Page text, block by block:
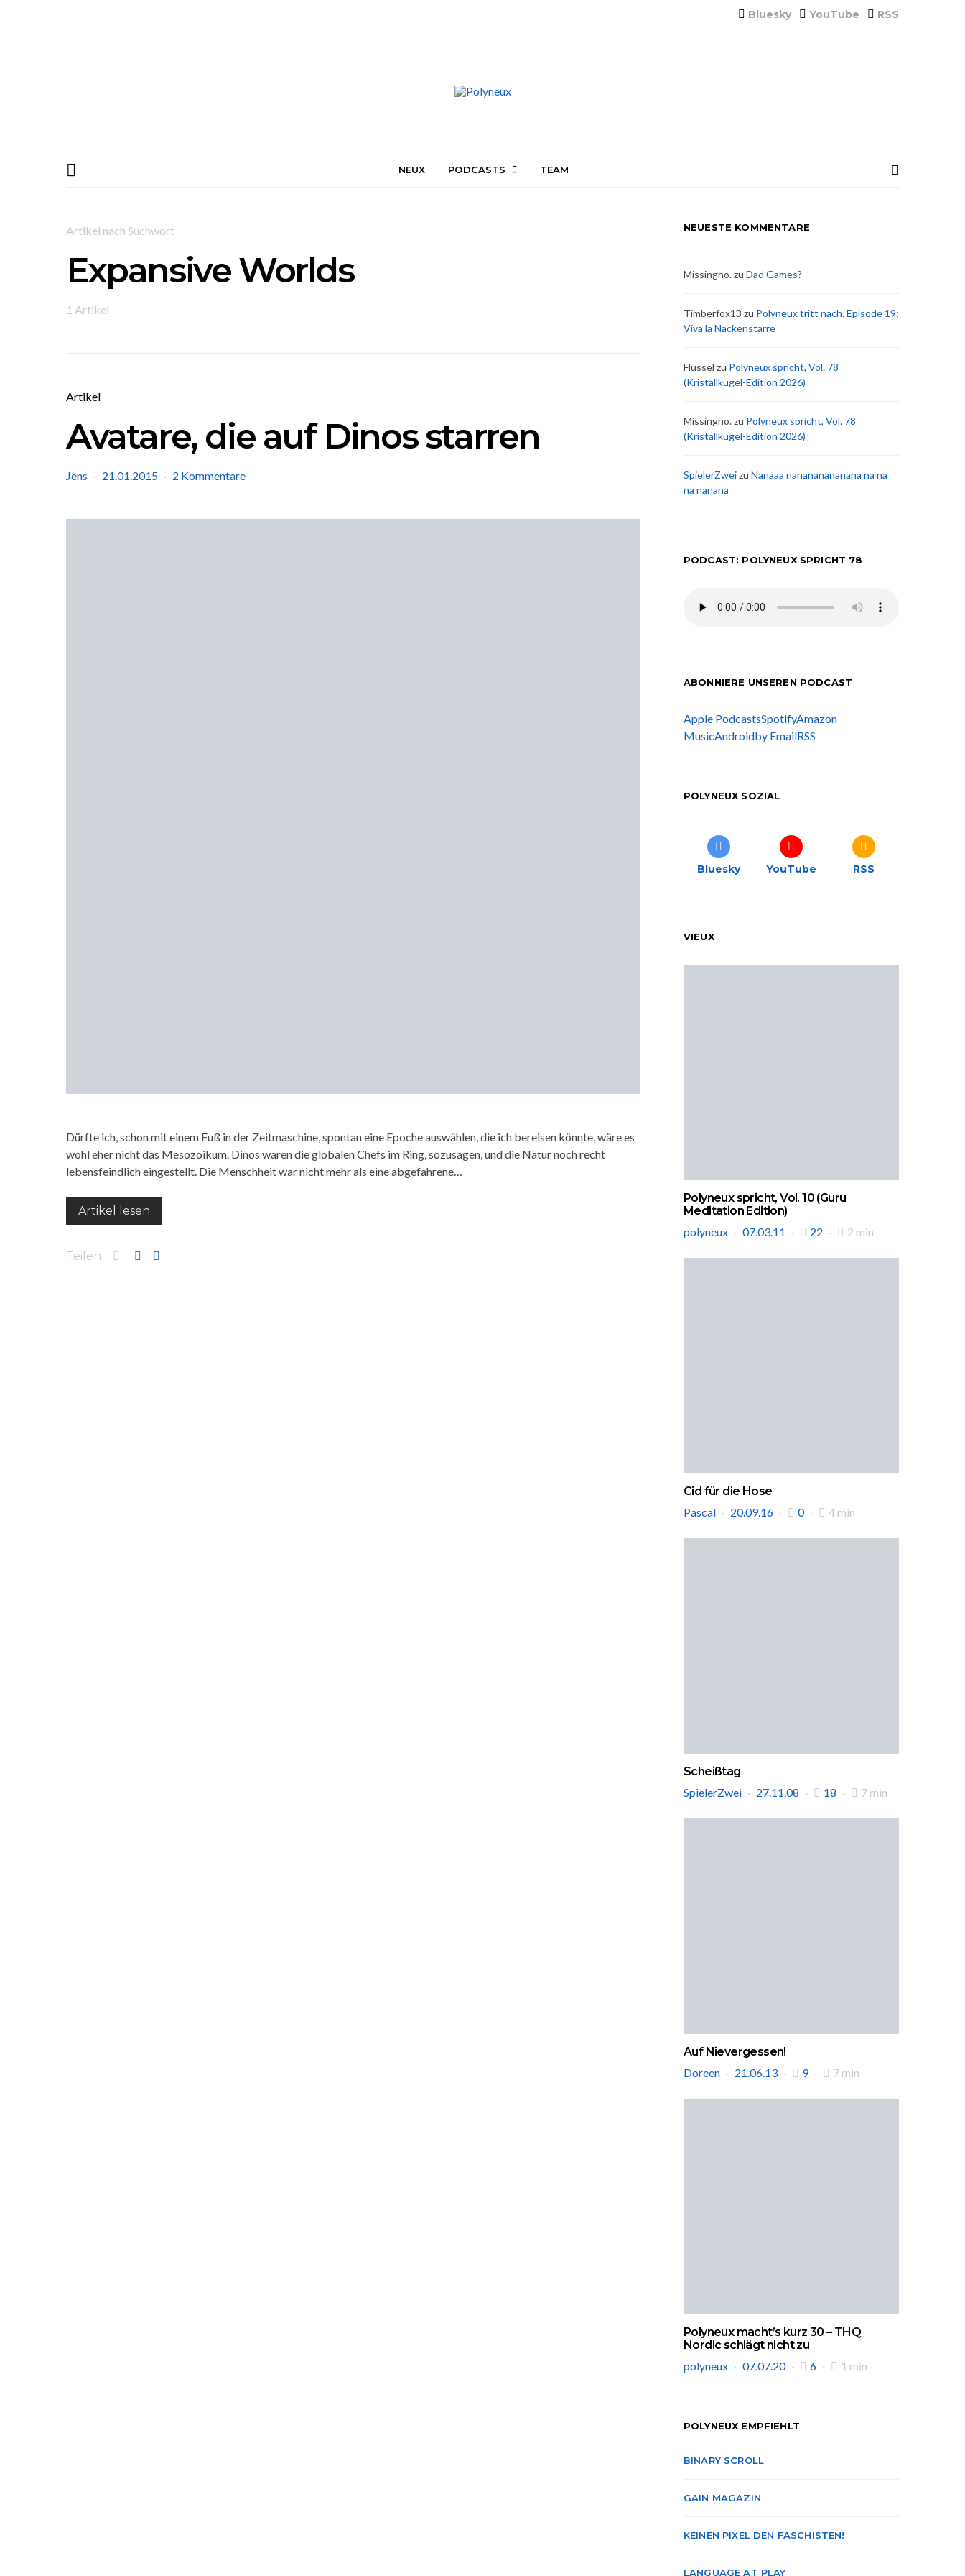
Bluesky YouTube RSS
NEUX PODCASTS TEAM
Artikel nach Suchwort
Expansive Worlds
1 Artikel
Artikel
Avatare, die auf Dinos starren
Jens 21.01.2015 2 Kommentare
Dürfte ich, schon mit einem Fuß in der Zeitmaschine, spontan eine Epoche auswählen, die ich bereisen könnte, wäre es
wohl eher nicht das Mesozoikum. Dinos waren die globalen Chefs im Ring, sozusagen, und die Natur noch recht
lebensfeindlich eingestellt. Die Menschheit war nicht mehr als eine abgefahrene…
Artikel lesen
Teilen
NEUESTE KOMMENTARE
Missingno.zu Dad Games?
Timberfox13 zu Polyneux tritt nach. Episode 19:
Viva la Nackenstarre
Flussel zu Polyneux spricht, Vol. 78
(Kristallkugel-Edition 2026)
Missingno.zu Polyneux spricht, Vol. 78
(Kristallkugel-Edition 2026)
SpielerZweizu Nanaaa nanananananana na na
na nanana
PODCAST: POLYNEUX SPRICHT 78
ABONNIERE UNSEREN PODCAST
Apple PodcastsSpotifyAmazon
MusicAndroidby EmailRSS
POLYNEUX SOZIAL
Bluesky YouTube RSS
VIEUX
Polyneux spricht, Vol. 10 (Guru
Meditation Edition)
polyneux
07.03.11 22 2 min
Cid für die Hose
Pascal
20.09.16 0 4 min
Scheißtag
SpielerZwei
27.11.08 18 7 min
Auf Nievergessen!
Doreen
21.06.13 9 7 min
Polyneux macht’s kurz 30 – THQ
Nordic schlägt nicht zu
polyneux
07.07.20 6 1 min
POLYNEUX EMPFIEHLT
BINARY SCROLL
GAIN MAGAZIN
KEINEN PIXEL DEN FASCHISTEN!
LANGUAGE AT PLAY